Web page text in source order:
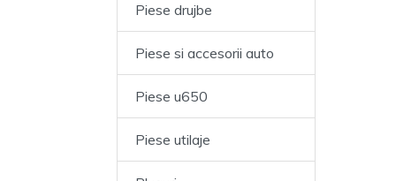
Piese drujbe
Piese si accesorii auto
Piese u650
Piese utilaje